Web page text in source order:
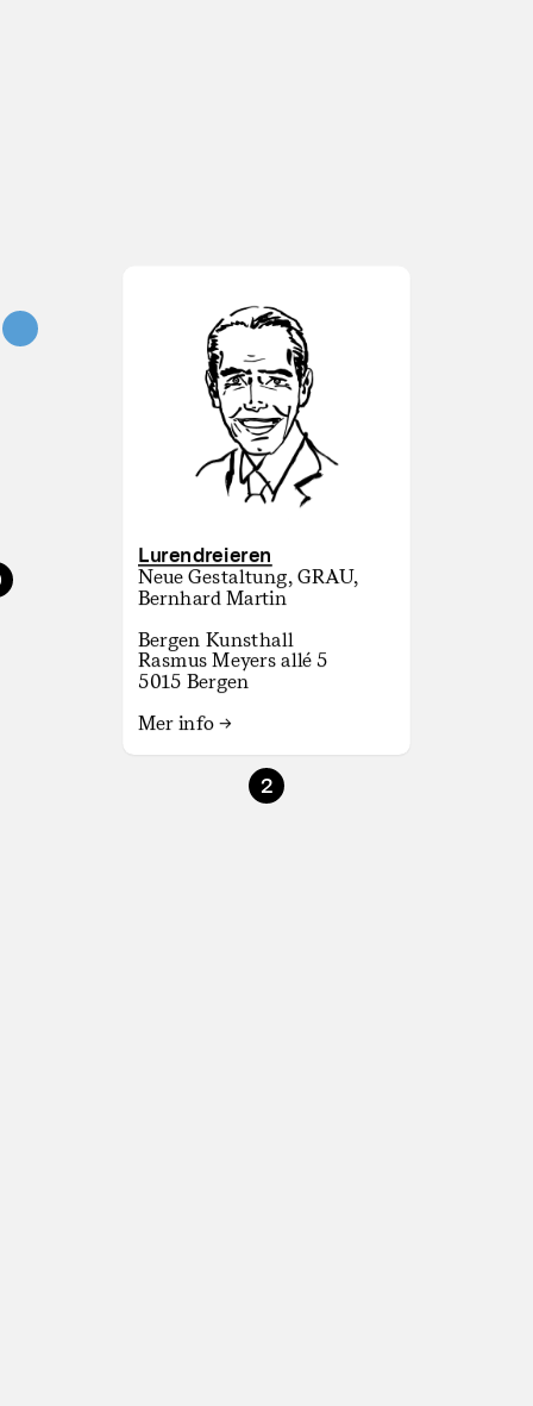
2
Lurendreieren
Neue Gestaltung, GRAU,
Bernhard Martin
Bergen Kunsthall
Rasmus Meyers allé 5
5015 Bergen
Mer info →